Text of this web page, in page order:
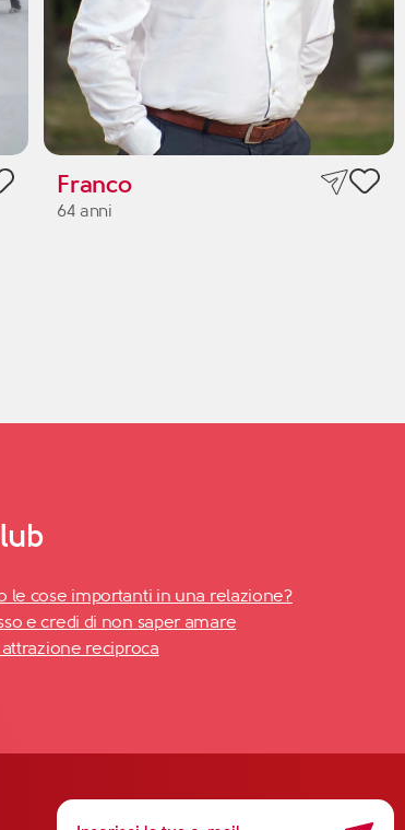
Franco
64 anni
le cose importanti in una relazione?
e credi di non saper amare
reciproca